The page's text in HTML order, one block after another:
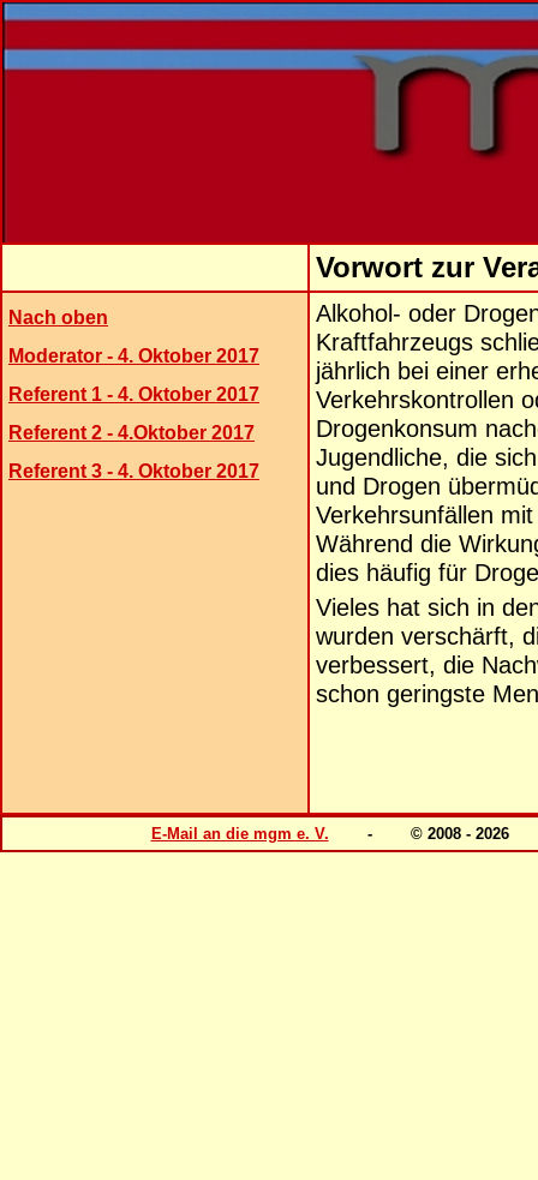
Vorwort zur
Nach oben
Moderator - 4. Oktober 2017
Referent 1 - 4. Oktober 2017
Referent 2 - 4.Oktober 2017
Referent 3 - 4. Oktober 2017
Alkohol- oder
Kraftfahrzeugs
jährlich bei einer
Verkehrskontrollen
Drogenkonsum
Jugendliche, die
und Drogen
Verkehrsunfällen
Während die
dies häufig für
Vieles hat sich in
wurden verschärft,
verbessert, die
schon geringste
E-Mail an die mgm e. V. - © 2008 -